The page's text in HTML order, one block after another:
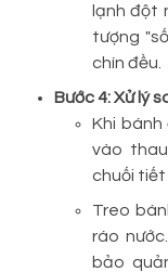
lạnh đột
tượng
chín đều.
Bước 4: Xử lý
Khi
vào
chuối tiết
Treo
ráo
bảo